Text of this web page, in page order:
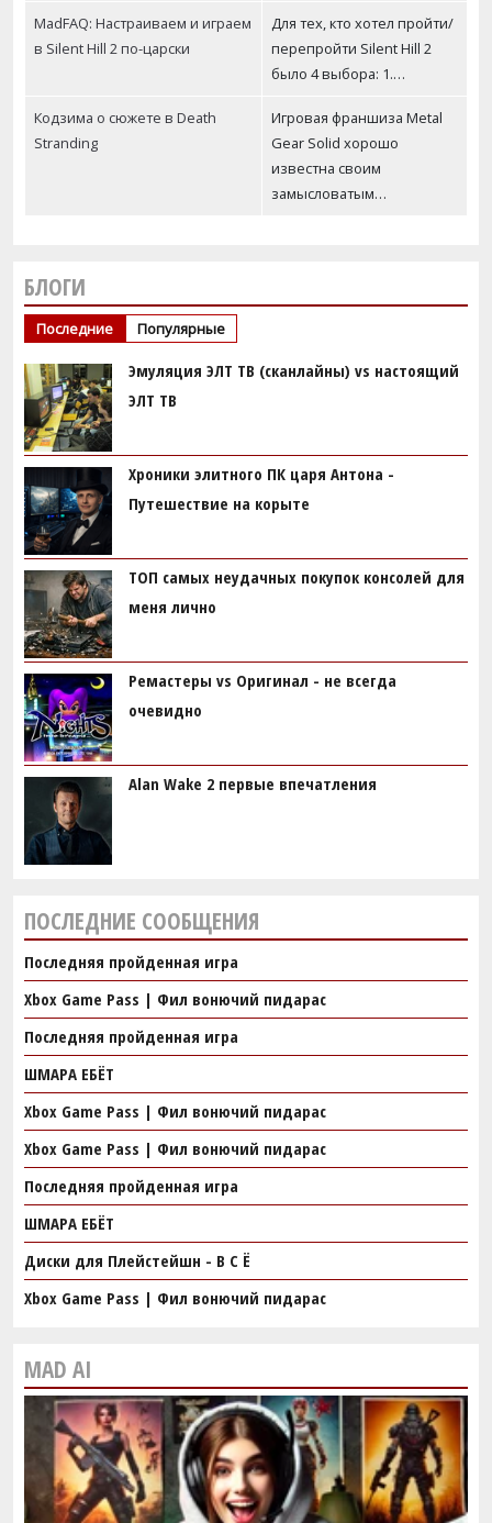
БЛОГИ
Последние Популярные
Эмуляция ЭЛТ ТВ (сканлайны) vs настоящий
ЭЛТ ТВ
Хроники элитного ПК царя Антона -
Путешествие на корыте
ТОП самых неудачных покупок консолей для
меня лично
Ремастеры vs Оригинал - не всегда
очевидно
Alan Wake 2 первые впечатления
ПОСЛЕДНИЕ СООБЩЕНИЯ
Последняя пройденная игра
Xbox Game Pass | Фил вонючий пидарас
Последняя пройденная игра
ШМАРА ЕБЁТ
Xbox Game Pass | Фил вонючий пидарас
Xbox Game Pass | Фил вонючий пидарас
Последняя пройденная игра
ШМАРА ЕБЁТ
Диски для Плейстейшн - В С Ё
Xbox Game Pass | Фил вонючий пидарас
MAD AI
MadFAQ: Настраиваем и играем
в Silent Hill 2 по-царски
Для тех, кто хотел пройти/
перепройти Silent Hill 2
было 4 выбора: 1.…
Кодзима о сюжете в Death
Stranding
Игровая франшиза Metal
Gear Solid хорошо
известна своим
замысловатым…